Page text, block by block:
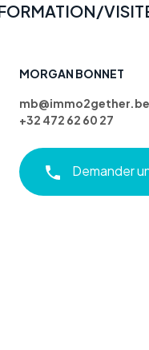
MORGAN BONNET
mb@immo2gether.be
+32 472 62 60 27
Demander